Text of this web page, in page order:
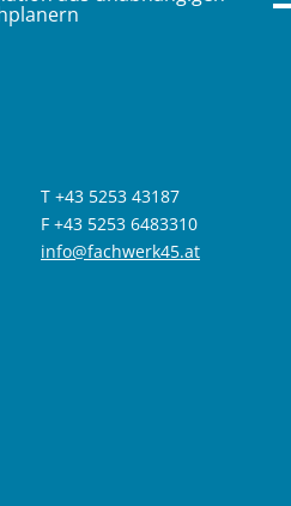
T +43 5253 43187
F +43 5253 6483310
info@fachwerk45.at